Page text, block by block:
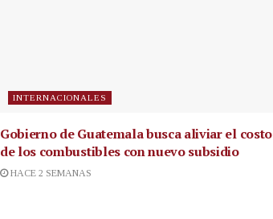
INTERNACIONALES
Gobierno de Guatemala busca aliviar el costo
de los combustibles con nuevo subsidio
HACE 2 SEMANAS